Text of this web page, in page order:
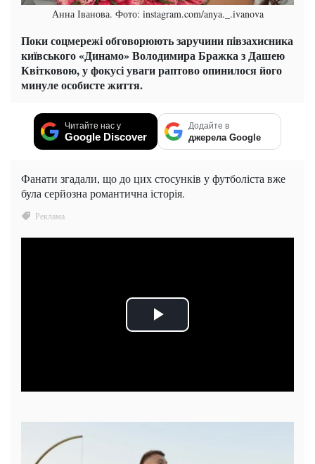
Анна Іванова. Фото: instagram.com/anya._.ivanova
Поки соцмережі обговорюють заручини півзахисника
київського «Динамо» Володимира Бражка з Дашею
Квітковою, у фокусі уваги раптово опинилося його
минуле особисте життя.
Читайте нас у
Google Discover
Додайте в
джерела Google
Фанати згадали, що до цих стосунків у футболіста вже
була серйозна романтична історія.